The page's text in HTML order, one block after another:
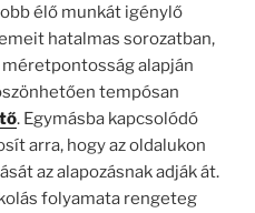
élő munkát igénylő
hatalmas sorozatban,
alapján
tempósan
. Egymásba kapcsolódó
arra, hogy az oldalukon
az alapozásnak adják át.
folyamata rengeteg